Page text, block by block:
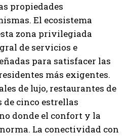
propiedades
El ecosistema
zona privilegiada
de servicios e
para satisfacer las
más exigentes.
de lujo, restaurantes de
de cinco estrellas
donde el confort y la
La conectividad con